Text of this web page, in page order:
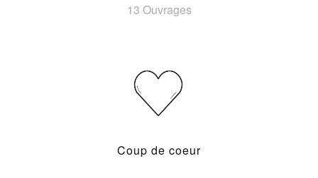
13 Ouvrages
Coup de coeur